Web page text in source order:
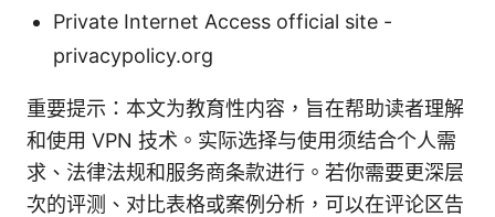
Private Internet Access official site -
privacypolicy.org
重要提示：本文为教育性内容，旨在帮助读者理解
和使用 VPN 技术。实际选择与使用须结合个人需
求、法律法规和服务商条款进行。若你需要更深层
次的评测、对比表格或案例分析，可以在评论区告